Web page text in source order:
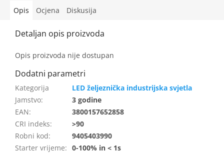
Opis Ocjena Diskusija
Opis proizvoda nije dostupan
LED željeznička industrijska svjetla
Jamstvo:
3 godine
EAN:
3800157652858
CRI indeks:
>90
Robni kod:
9405403990
Starter vrijeme: 0-100% in < 1s